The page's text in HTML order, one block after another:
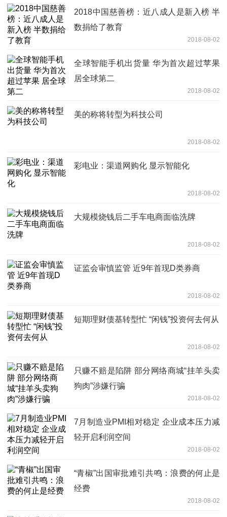
2018中国慈善榜：近八成人是新入榜 半
数捐给了教育
2018-08-02
全球智能手机出货量 华为首次超过苹果
居全球第二
2018-08-02
美的称将转型为科技公司
2018-08-02
彩电业：渠道网购化 显示智能化
2018-08-02
大规模烧钱后二手车电商面临洗牌
2018-08-02
证监会审慎监管 近9年首现D类券商
2018-08-02
短期理财债基转型忙 “闲钱”投资何去何从
2018-08-02
只赚不赔是陷阱 部分网络商城“挂羊头卖
狗肉”涉嫌行骗
2018-08-02
7月制造业PMI相对稳定 企业成本压力减
轻开启利润空间
2018-08-02
“青椒”出国审批难引共鸣：浪费的何止是
经费
2018-08-02